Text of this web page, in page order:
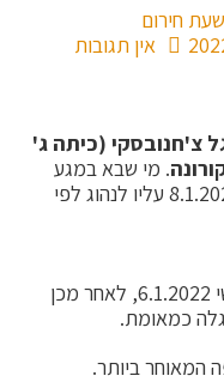
אין תגובות
(כיתה ג'
שבא במגע
ניבה, אוהד או גל החל מיום 8.1.2022 עליו לנהוג לפי
גל היה במרכז אננס לאחרונה ביום חמישי 6.1.2022, לאחר מכן
ביותר.